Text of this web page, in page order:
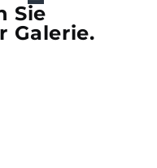
Sie
Galerie.